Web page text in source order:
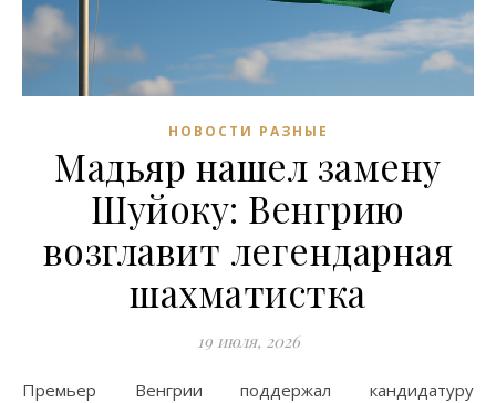
НОВОСТИ РАЗНЫЕ
Мадьяр нашел замену
Шуйоку: Венгрию
возглавит легендарная
шахматистка
19 июля, 2026
Премьер Венгрии поддержал кандидатуру